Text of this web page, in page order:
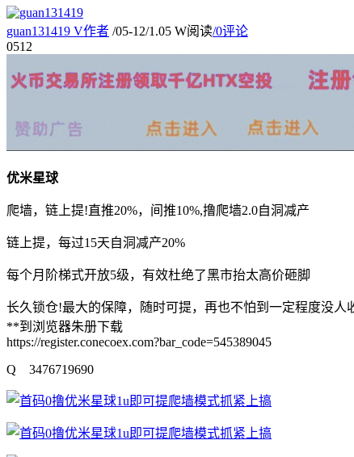
guan131419 V作者 /05-12/1.05 W阅读/0评论
0512
优米星球
爬墙，链上提!直推20%，间推10%,撸爬墙2.0自洞减产
链上提，每过15天自洞减产20%
每个月阶梯式开放5级，有效杜绝了黑市抬太高价砸脚
长久锁仓!最大的保障，随时可提，再也不怕到一定程度没人
**到浏览器朱册下载
https://register.conecoex.com?bar_code=545389045
Q 3476719690